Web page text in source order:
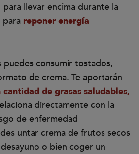
llevar encima durante la
para reponer energía
puedes consumir tostados,
de crema. Te aportarán
de grasas saludables,
directamente con la
de enfermedad
untar crema de frutos secos
o bien coger un